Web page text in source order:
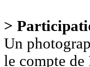
>
Un
le compte de